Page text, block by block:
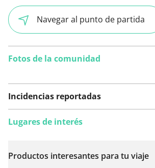
Navegar al punto de partida
Fotos de la comunidad
Incidencias reportadas
Ver en el mapa
Lugares de interés
Productos interesantes para tu viaje